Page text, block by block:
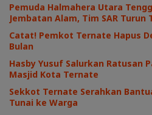
Pemuda Halmahera Utara
Jembatan Alam, Tim SAR Turun
Catat! Pemkot Ternate Hapus
Bulan
Hasby Yusuf Salurkan Ratusan
Masjid Kota Ternate
Sekkot Ternate Serahkan
Tunai ke Warga